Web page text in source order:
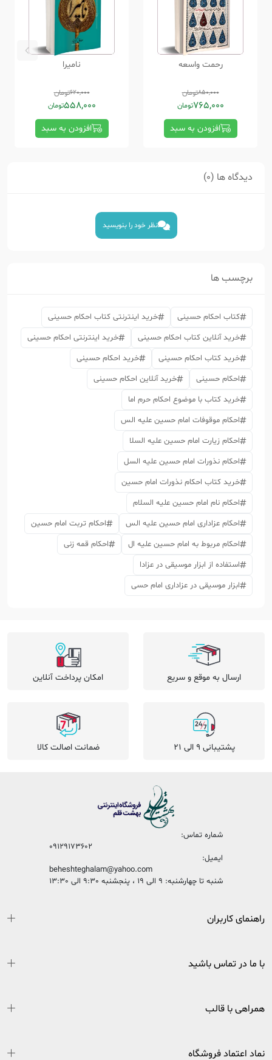
رحمت واسعه
850,000تومان
765,000تومان
افزودن به سبد
نامیرا
620,000تومان
558,000تومان
افزودن به سبد
دیدگاه ها (0)
نظر خود را بنویسید
برچسب ها
کتاب احکام حسینی
خرید اینترنتی کتاب احکام حسینی
خرید آنلاین کتاب احکام حسینی
خرید اینترنتی احکام حسینی
خرید کتاب احکام حسینی
خرید احکام حسینی
احکام حسینی
خرید آنلاین احکام حسینی
خرید کتاب با موضوع احکام حرم اما
احکام موقوفات امام حسین علیه الس
احکام زیارت امام حسین علیه السلا
احکام نذورات امام حسین علیه السل
خرید کتاب احکام نذورات امام حسین
احکام نام امام حسین علیه السلام
احکام عزاداری امام حسین علیه الس
احکام تربت امام حسین
احکام مربوط به امام حسین علیه ال
احکام قمه زنی
استفاده از ابزار موسیقی در عزادا
ابزار موسیقی در عزاداری امام حسی
ارسال به موقع و سریع امکان پرداخت آنلاین
پشتیبانی 9 الی 21 ضمانت اصالت کالا
شماره تماس:
09129173602
ایمیل:
beheshteghalam@yahoo.com
شنبه تا چهارشنبه: 9 الی 19 ، پنجشنبه 9:30 الی 13:30
راهنمای کاربران
با ما در تماس باشید
همراهی با قالب
نماد اعتماد فروشگاه